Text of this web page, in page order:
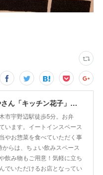
茨木市のお弁当やさん「キッチン花子」ちょい飲みスペース「サウス」
市宇野辺駅徒歩5分。お弁
います。イートインスペース
やお惣菜を食べていただく事
らは、ちょい飲みスペース
飲み物もご用意！気軽に立ち
でいただけるお店となってい